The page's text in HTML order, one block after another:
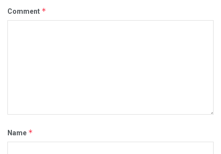
Comment *
Name *